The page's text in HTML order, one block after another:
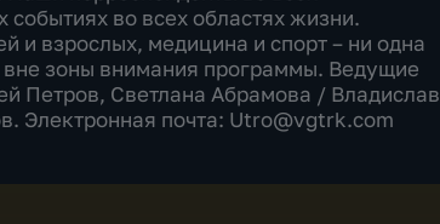
во всех областях жизни.
и взрослых, медицина и спорт – ни одна
вне зоны внимания программы. Ведущие
Петров, Светлана Абрамова​ / Владислав
Электронная почта: Utro@vgtrk.com